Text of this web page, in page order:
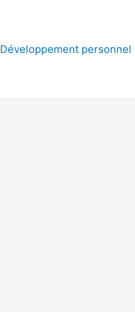
Développement personnel